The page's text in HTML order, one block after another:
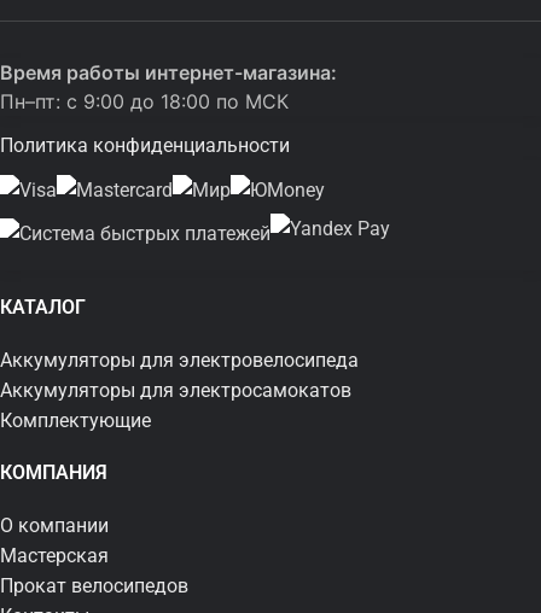
Время работы интернет-магазина:
Пн–пт: с 9:00 до 18:00 по МСК
Политика конфиденциальности
КАТАЛОГ
Аккумуляторы для электровелосипеда
Аккумуляторы для электросамокатов
Комплектующие
КОМПАНИЯ
О компании
Мастерская
Прокат велосипедов